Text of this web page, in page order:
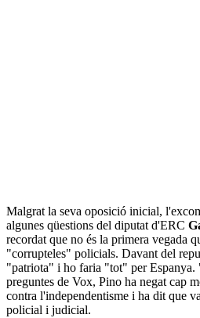
Malgrat la seva oposició inicial,
algunes qüestions del diputat d'ERC
recordat que no és la primera vegada
"corrupteles" policials. Davant del
"patriota" i ho faria "tot" per Espanya.
preguntes de Vox, Pino ha negat cap
contra l'independentisme i ha dit que
policial i judicial.